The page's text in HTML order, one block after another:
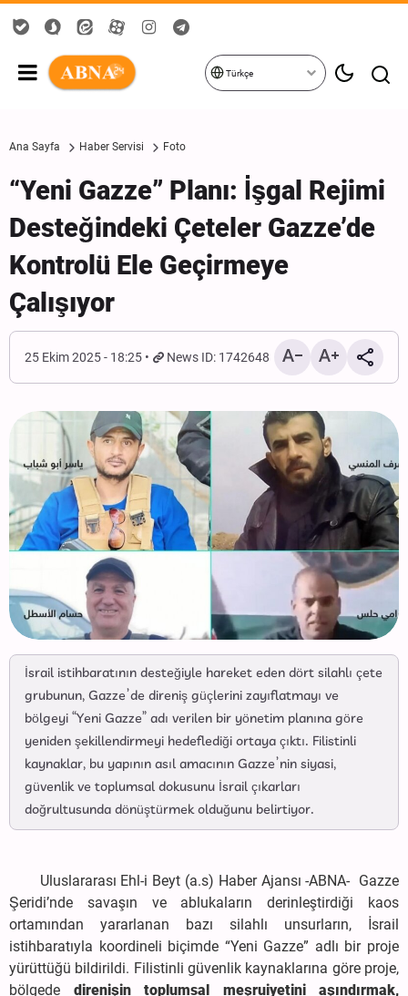
Türkçe
Ana Sayfa Haber Servisi Foto
“Yeni Gazze” Planı: İşgal Rejimi
Desteğindeki Çeteler Gazze’de
Kontrolü Ele Geçirmeye
Çalışıyor
25 Ekim 2025 - 18:25 News ID: 1742648
İsrail istihbaratının desteğiyle hareket eden dört silahlı çete
grubunun, Gazze’de direniş güçlerini zayıflatmayı ve
bölgeyi “Yeni Gazze” adı verilen bir yönetim planına göre
yeniden şekillendirmeyi hedeflediği ortaya çıktı. Filistinli
kaynaklar, bu yapının asıl amacının Gazze’nin siyasi,
güvenlik ve toplumsal dokusunu İsrail çıkarları
doğrultusunda dönüştürmek olduğunu belirtiyor.
Uluslararası Ehl-i Beyt (a.s) Haber Ajansı -ABNA- Gazze
Şeridi’nde savaşın ve ablukaların derinleştirdiği kaos
ortamından yararlanan bazı silahlı unsurların, İsrail
istihbaratıyla koordineli biçimde “Yeni Gazze” adlı bir proje
yürüttüğü bildirildi. Filistinli güvenlik kaynaklarına göre proje,
bölgede direnişin toplumsal meşruiyetini aşındırmak,